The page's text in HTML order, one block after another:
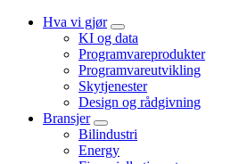
Hva vi gjør
KI og data
Programvareprodukter
Programvareutvikling
Skytjenester
Design og rådgivning
Bransjer
Bilindustri
Energy